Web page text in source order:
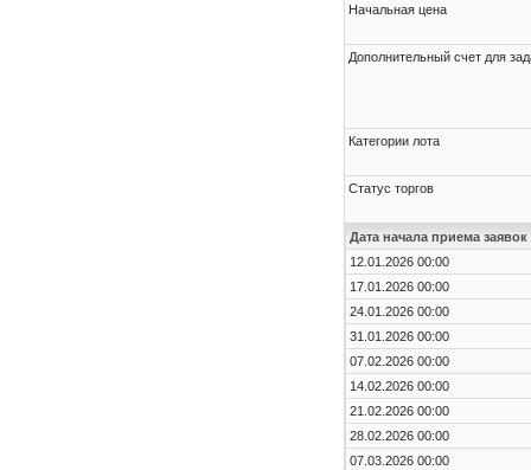
Начальная цена
Дополнительный счет для
Категории лота
Статус торгов
Дата начала приема заявок
12.01.2026 00:00
17.01.2026 00:00
24.01.2026 00:00
31.01.2026 00:00
07.02.2026 00:00
14.02.2026 00:00
21.02.2026 00:00
28.02.2026 00:00
07.03.2026 00:00